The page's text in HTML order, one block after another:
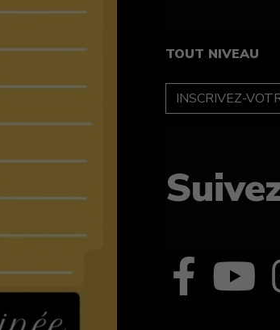
TOUT NIVEAU
INSCRIPTION